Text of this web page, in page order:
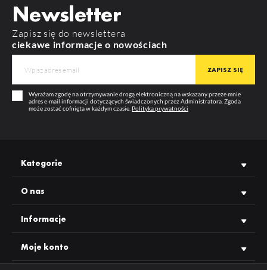
VARIO30-02 ACDE-9/TY
RODZAJ ZAŚLEPKI
MATERIAŁ
KOLOR srebro
PRODUCENT TOPMET
Newsletter
Zapisz się do newslettera
ciekawe informacje o nowościach
Wyrażam zgodę na otrzymywanie drogą elektroniczną na wskazany przeze mnie
adres e-mail informacji dotyczących świadczonych przez Administratora. Zgoda
może zostać cofnięta w każdym czasie. Polityka prywatności
Kategorie
O nas
Informacje
Moje konto